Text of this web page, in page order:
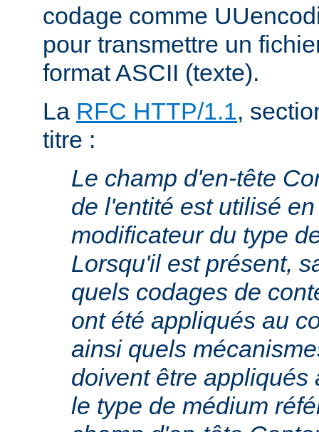
codage comme
pour transmettre un
format ASCII (texte).
La RFC HTTP/1.1,
titre :
Le champ d'en-tête
de l'entité est utilisé
modificateur du type
Lorsqu'il est présent,
quels codages de
ont été appliqués au
ainsi quels
doivent être appliqués
le type de médium